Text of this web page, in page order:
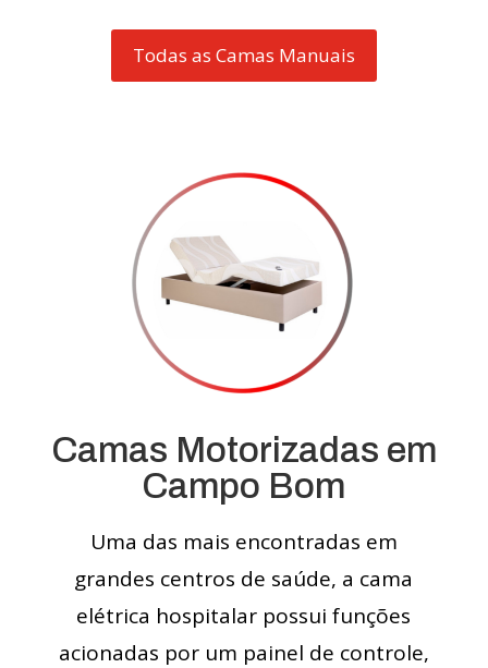
Todas as Camas Manuais
Camas Motorizadas em
Campo Bom
Uma das mais encontradas em
grandes centros de saúde, a cama
elétrica hospitalar possui funções
acionadas por um painel de controle,